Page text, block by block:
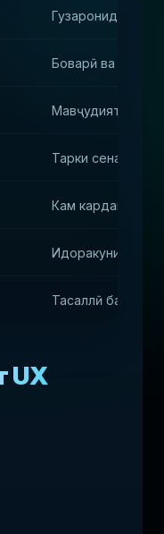
Гузаронидани
Боварӣ ва
Мавҷудияти
Тарки сенарияи
Кам кардани
Идоракунии
Тасаллӣ барои
UX